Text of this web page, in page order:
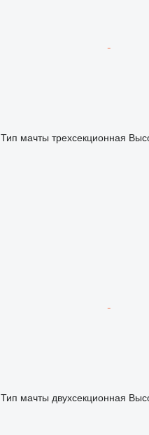
Тип мачты трехсекционная
Тип мачты двухсекционная